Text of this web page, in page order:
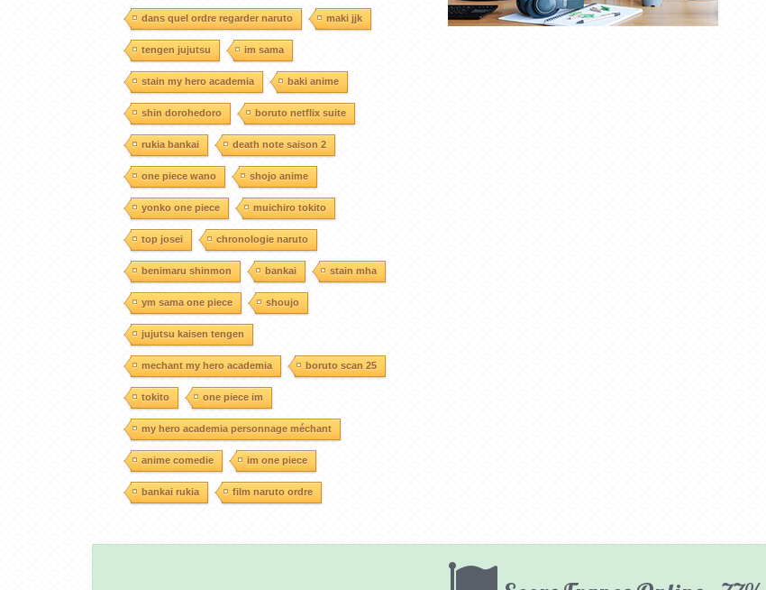
dans quel ordre regarder naruto maki jjk
tengen jujutsu im sama
stain my hero academia baki anime
shin dorohedoro boruto netflix suite
rukia bankai death note saison 2
one piece wano shojo anime
yonko one piece muichiro tokito
top josei chronologie naruto
benimaru shinmon bankai stain mha
ym sama one piece shoujo
jujutsu kaisen tengen
mechant my hero academia boruto scan 25
tokito one piece im
my hero academia personnage méchant
anime comedie im one piece
bankai rukia film naruto ordre